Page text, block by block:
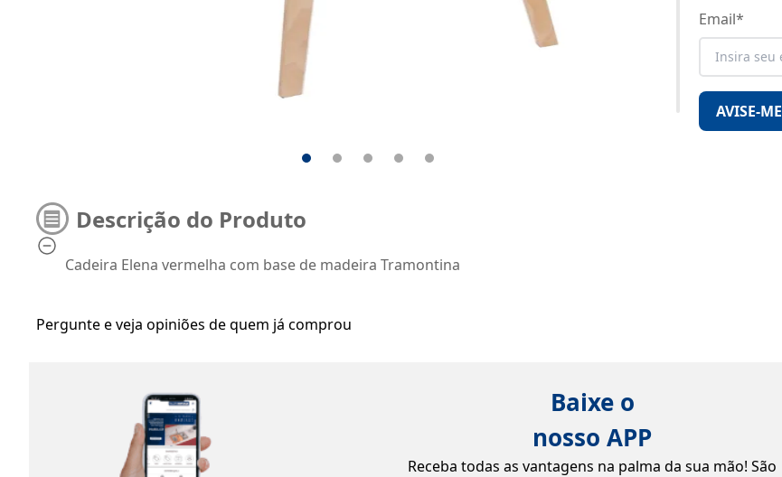
Email*
AVISE-ME
Descrição do Produto
Cadeira Elena vermelha com base de madeira Tramontina
Pergunte e veja opiniões de quem já comprou
Baixe o
nosso APP
Receba todas as vantagens na palma da sua mão! São